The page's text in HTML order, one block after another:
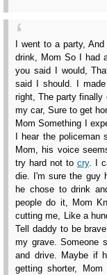
I went to a party,
drink, Mom So I had
you said I would,
said I should. I
right, The party finally
my car, Sure to get
Mom Something I
I hear the policeman
Mom, his voice
try hard not to cry. I
die. I'm sure the guy
he chose to drink
people do it, Mom
cutting me, Like a
Tell daddy to be
my grave. Someone
and drive. Maybe if
getting shorter,